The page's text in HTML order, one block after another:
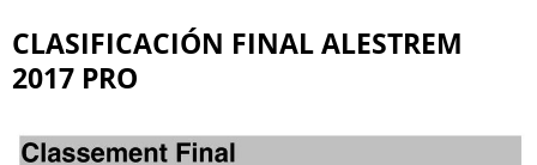
CLASIFICACIÓN FINAL ALESTREM
2017 PRO